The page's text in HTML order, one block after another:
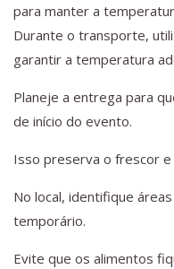
para manter a
Durante o transporte,
garantir a temperatura
Planeje a entrega para
de início do evento.
Isso preserva o frescor e
No local, identifique
temporário.
Evite que os alimentos